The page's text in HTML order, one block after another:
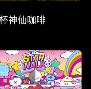
神仙咖啡